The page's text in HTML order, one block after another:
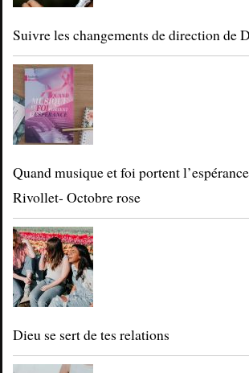
Suivre les changements de direction de
Quand musique et foi portent
Rivollet- Octobre rose
Dieu se sert de tes relations